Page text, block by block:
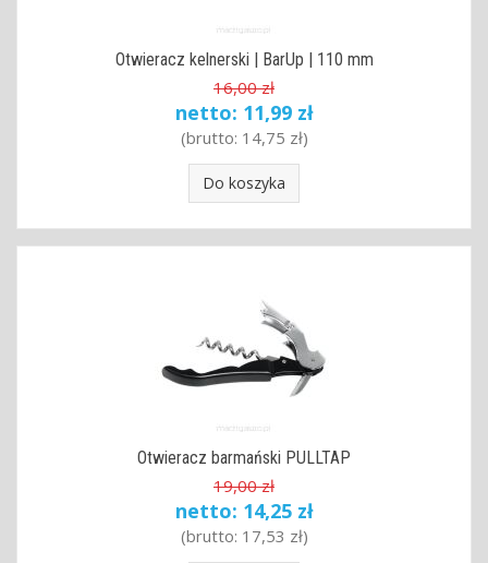
Otwieracz kelnerski | BarUp | 110 mm
16,00 zł
netto: 11,99 zł
(brutto: 14,75 zł)
Do koszyka
Otwieracz barmański PULLTAP
19,00 zł
netto: 14,25 zł
(brutto: 17,53 zł)